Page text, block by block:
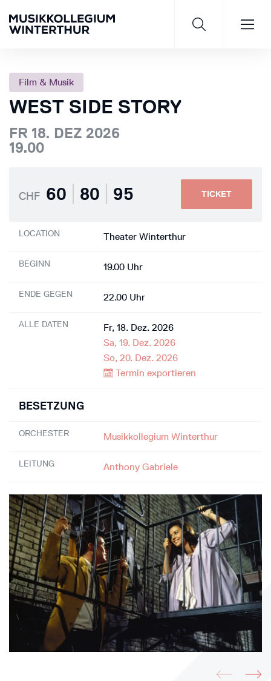
Film & Musik
WEST SIDE STORY
FR 18. DEZ 2026
19.00
CHF 60 80 95 TICKET
LOCATION Theater Winterthur
BEGINN 19.00 Uhr
ENDE GEGEN 22.00 Uhr
ALLE DATEN
Fr, 18. Dez. 2026
Sa, 19. Dez. 2026
So, 20. Dez. 2026
Termin exportieren
BESETZUNG
ORCHESTER Musikkollegium Winterthur
LEITUNG Anthony Gabriele